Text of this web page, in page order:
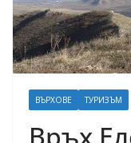
ВЪРХОВЕ ТУРИЗЪМ